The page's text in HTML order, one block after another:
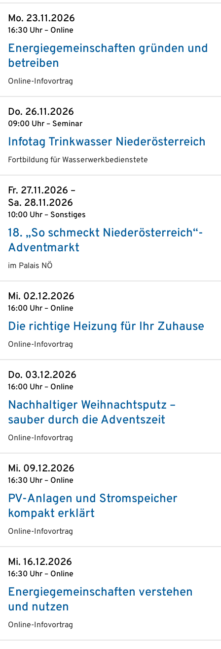
Mo. 23.11.2026
16:30 Uhr – Online
Energiegemeinschaften gründen und
betreiben
Online-Infovortrag
Do. 26.11.2026
09:00 Uhr – Seminar
Infotag Trinkwasser Niederösterreich
Fortbildung für Wasserwerkbedienstete
Fr. 27.11.2026 –
Sa. 28.11.2026
10:00 Uhr – Sonstiges
18. „So schmeckt Niederösterreich“-
Adventmarkt
im Palais NÖ
Mi. 02.12.2026
16:00 Uhr – Online
Die richtige Heizung für Ihr Zuhause
Online-Infovortrag
Do. 03.12.2026
16:00 Uhr – Online
Nachhaltiger Weihnachtsputz –
sauber durch die Adventszeit
Online-Infovortrag
Mi. 09.12.2026
16:30 Uhr – Online
PV-Anlagen und Stromspeicher
kompakt erklärt
Online-Infovortrag
Mi. 16.12.2026
16:30 Uhr – Online
Energiegemeinschaften verstehen
und nutzen
Online-Infovortrag